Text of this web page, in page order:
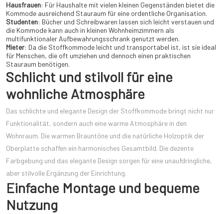
Hausfrauen: Für Haushalte mit vielen kleinen Gegenständen bietet die
Kommode ausreichend Stauraum für eine ordentliche Organisation.
Studenten: Bücher und Schreibwaren lassen sich leicht verstauen und
die Kommode kann auch in kleinen Wohnheimzimmern als
multifunktionaler Aufbewahrungsschrank genutzt werden.
Mieter: Da die Stoffkommode leicht und transportabel ist, ist sie ideal
für Menschen, die oft umziehen und dennoch einen praktischen
Stauraum benötigen.
Schlicht und stilvoll für eine
wohnliche Atmosphäre
Das schlichte und elegante Design der Stoffkommode bringt nicht nur
Funktionalität, sondern auch eine warme Atmosphäre in den
Wohnraum. Die warmen Brauntöne und die natürliche Holzoptik der
Oberplatte schaffen ein harmonisches Gesamtbild. Die dezente
Farbgebung und das elegante Design sorgen für eine unaufdringliche,
aber stilvolle Ergänzung der Einrichtung.
Einfache Montage und bequeme
Nutzung